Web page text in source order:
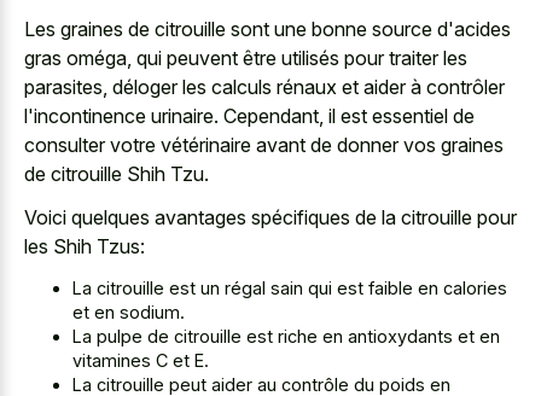
Les graines de citrouille sont une bonne source d'acides
gras oméga, qui peuvent être utilisés pour traiter les
parasites, déloger les calculs rénaux et aider à contrôler
l'incontinence urinaire. Cependant, il est essentiel de
consulter votre vétérinaire avant de donner vos graines
de citrouille Shih Tzu.
Voici quelques avantages spécifiques de la citrouille pour
les Shih Tzus:
La citrouille est un régal sain qui est faible en calories
et en sodium.
La pulpe de citrouille est riche en antioxydants et en
vitamines C et E.
La citrouille peut aider au contrôle du poids en